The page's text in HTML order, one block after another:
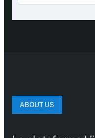
ABOUT US